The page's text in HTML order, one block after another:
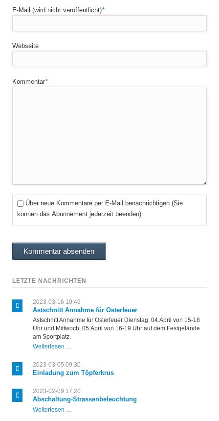
Pflichtfeld
E-Mail (wird nicht veröffentlicht)*
Webseite
Pflichtfeld
Kommentar*
Über neue Kommentare per E-Mail benachrichtigen (Sie
können das Abonnement jederzeit beenden)
Kommentar absenden
LETZTE NACHRICHTEN
2023-03-16 10:49
Astschnitt Annahme für Osterfeuer
Astschnitt Annahme für Osterfeuer Dienstag, 04.April von 15-18
Uhr und Mittwoch, 05.April von 16-19 Uhr auf dem Festgelände
am Sportplatz.
Weiterlesen …
für
Osterfeuer
2023-03-05 09:30
Einladung zum Töpferkrus
2023-02-09 17:20
Abschaltung-Strassenbeleuchtung
Weiterlesen …